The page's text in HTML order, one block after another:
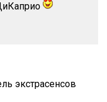
экстрасенсов